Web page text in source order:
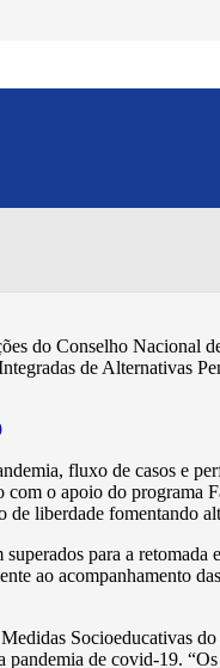
de
do Conselho Nacional
de Alternativas
fluxo de casos e
o apoio do programa
liberdade fomentando
para a
ao acompanhamento
Socioeducativas
de covid-19.